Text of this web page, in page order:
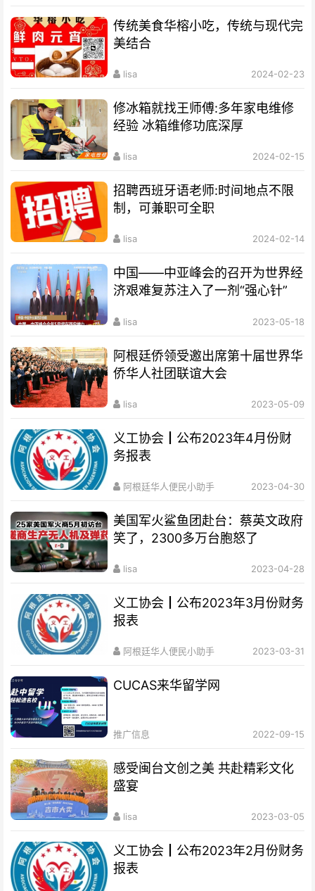
传统美食华榕小吃，传统与现代完
美结合
lisa 2024-02-23
修冰箱就找王师傅:多年家电维修
经验 冰箱维修功底深厚
lisa 2024-02-15
招聘西班牙语老师:时间地点不限
制，可兼职可全职
lisa 2024-02-14
中国——中亚峰会的召开为世界经
济艰难复苏注入了一剂“强心针”
lisa 2023-05-18
阿根廷侨领受邀出席第十届世界华
侨华人社团联谊大会
lisa 2023-05-09
义工协会┃公布2023年4月份财
务报表
阿根廷华人便民小助手 2023-04-30
美国军火鲨鱼团赴台：蔡英文政府
笑了，2300多万台胞怒了
lisa 2023-04-28
义工协会┃公布2023年3月份财务
报表
阿根廷华人便民小助手 2023-03-31
CUCAS来华留学网
推广信息 2022-09-15
感受闽台文创之美 共赴精彩文化
盛宴
lisa 2023-03-05
义工协会┃公布2023年2月份财务
报表